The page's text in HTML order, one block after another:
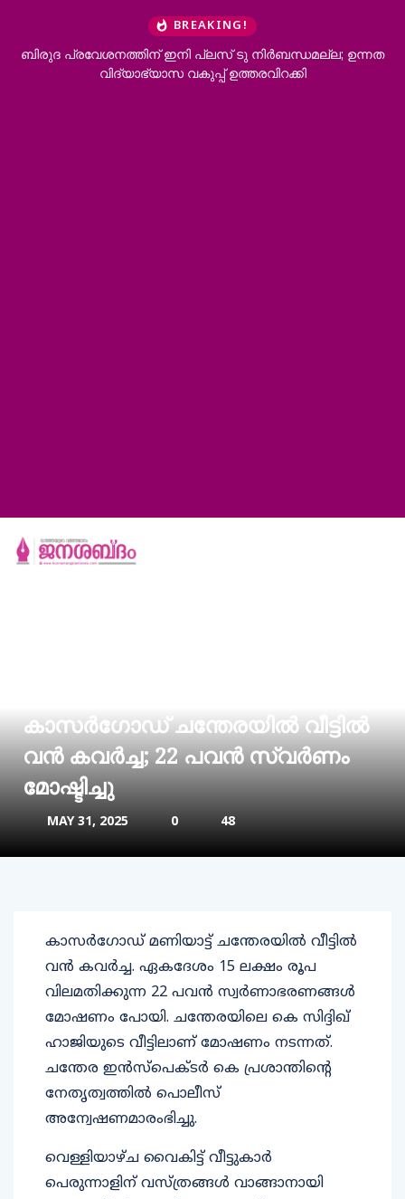
BREAKING!
ബിരുദ പ്രവേശനത്തിന് ഇനി പ്ലസ് ടു നിര്‍ബന്ധമല്ല; ഉന്നത
വിദ്യാഭ്യാസ വകുപ്പ് ഉത്തരവിറക്കി
കാസര്‍ഗോഡ് ചന്തേരയില്‍ വീട്ടില്‍
വന്‍ കവര്‍ച്ച; 22 പവന്‍ സ്വര്‍ണം
മോഷ്ടിച്ചു
MAY 31, 2025 0 48
കാസര്‍ഗോഡ് മണിയാട്ട് ചന്തേരയില്‍ വീട്ടില്‍
വന്‍ കവര്‍ച്ച. ഏകദേശം 15 ലക്ഷം രൂപ
വിലമതിക്കുന്ന 22 പവന്‍ സ്വര്‍ണാഭരണങ്ങള്‍
മോഷണം പോയി. ചന്തേരയിലെ കെ സിദ്ദിഖ്
ഹാജിയുടെ വീട്ടിലാണ് മോഷണം നടന്നത്.
ചന്തേര ഇന്‍സ്‌പെക്ടര്‍ കെ പ്രശാന്തിന്റെ
നേതൃത്വത്തില്‍ പൊലീസ്
അന്വേഷണമാരംഭിച്ചു.
വെള്ളിയാഴ്ച വൈകിട്ട് വീട്ടുകാര്‍
പെരുന്നാളിന് വസ്ത്രങ്ങള്‍ വാങ്ങാനായി